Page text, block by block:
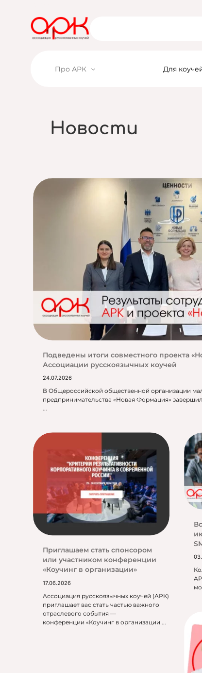
Про АРК Для
Новости
Подведены итоги совместного проекта
Ассоциации русскоязычных коучей
24.07.2026
В Общероссийской общественной организации
предпринимательства «Новая Формация»
...
Приглашаем стать спонсором
или участником конференции
«Коучинг в организации»
17.06.2026
Ассоциация русскоязычных коучей (АРК)
приглашает вас стать частью важного
отраслевого события —
конференции «Коучинг в организации ...